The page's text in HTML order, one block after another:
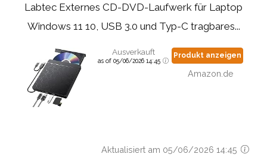
Labtec Externes CD-DVD-Laufwerk für Laptop
Windows 11 10, USB 3.0 und Typ-C tragbares...
Ausverkauft
as of 05/06/2026 14:45
Produkt anzeigen
Amazon.de
Aktualisiert am 05/06/2026 14:45